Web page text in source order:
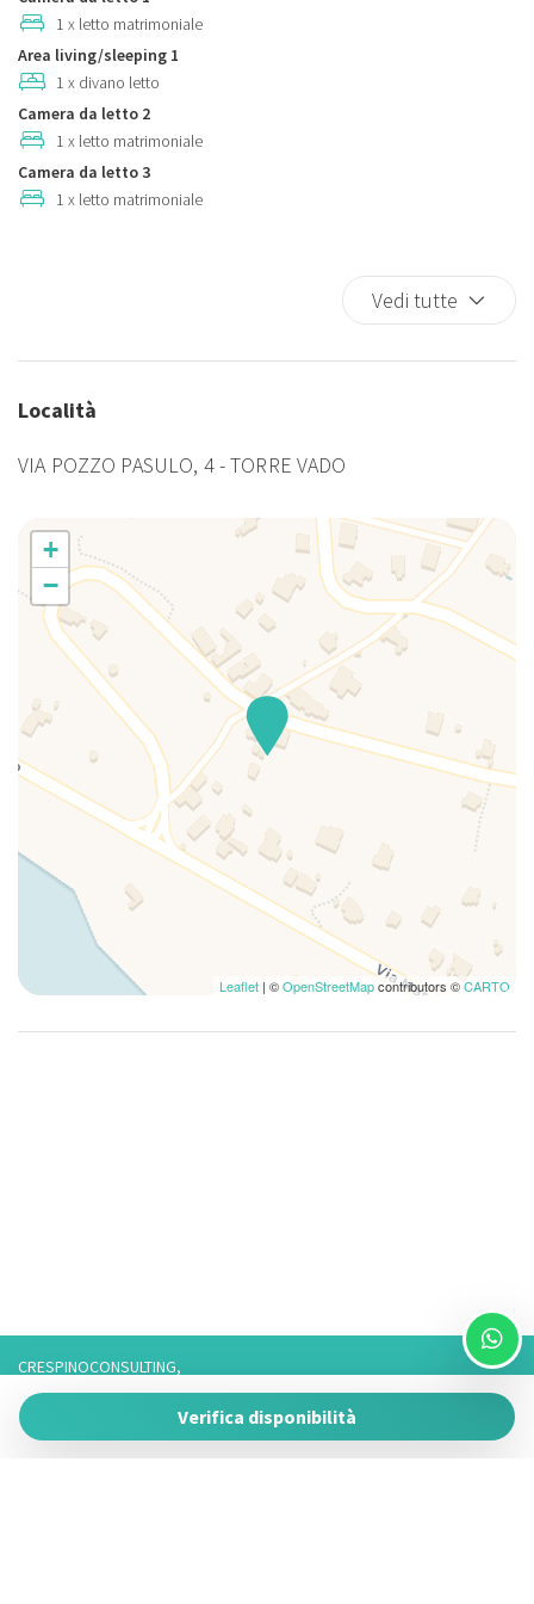
Lavatrice
Letto matrimoniale
Parcheggio gratuito
Piatti e ciotole
TV
1 x letto matrimoniale
Area living/sleeping 1
1 x divano letto
Camera da letto 2
1 x letto matrimoniale
Camera da letto 3
1 x letto matrimoniale
Vedi tutte
Località
VIA POZZO PASULO, 4 - TORRE VADO
+
−
Leaflet | ©OpenStreetMapcontributors ©CARTO
Verifica disponibilità
CRESPINOCONSULTING,
Via Franco 3,
73057 Taviano
P.IVA 05266050755